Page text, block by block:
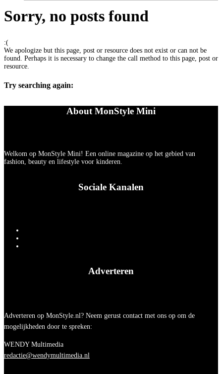
Sorry, no posts found
:(
We apologize but this page, post or resource does not exist or can not be
found. Perhaps it is necessary to change the call method to this page, post or
resource.
Try searching again:
About MonStyle Mini
Welkom op MonStyle Mini! Een online magazine op het gebied van
fashion, beauty en lifestyle voor kinderen.
Sociale Kanalen
Adverteren
Adverteren op MonStyle.nl? Neem gerust contact met ons op om de
mogelijkheden door te spreken:
WENDY Multimedia
redactie@wendymultimedia.nl